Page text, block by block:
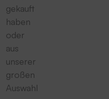
gekauft
haben
oder
aus
unserer
großen
Auswahl